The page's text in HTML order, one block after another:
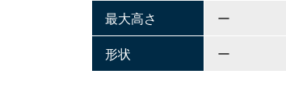
最大高さ
ー
形状
ー